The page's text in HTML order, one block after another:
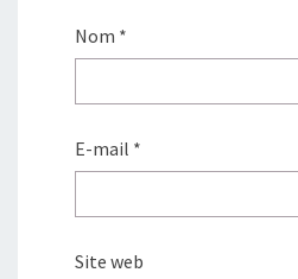
Nom *
E-mail *
Site web